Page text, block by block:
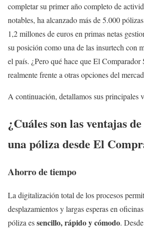
completar su primer año completo de
notables, ha alcanzado más de 5.000
1,2 millones de euros en primas netas
su posición como una de las insurtech con
el país. ¿Pero qué hace que El Comparador
realmente frente a otras opciones del
A continuación, detallamos sus principales
¿Cuáles son las ventajas
una póliza desde El
Ahorro de tiempo
La digitalización total de los procesos
desplazamientos y largas esperas en
póliza essencillo, rápido y cómodo.